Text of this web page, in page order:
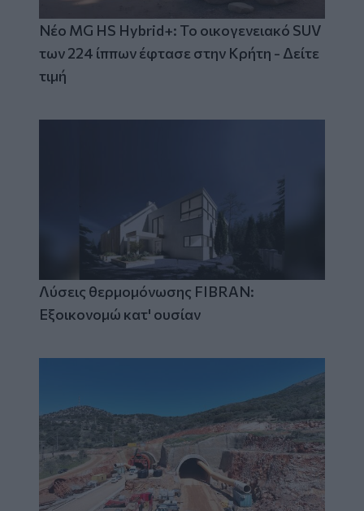
Νέο MG HS Hybrid+: Το οικογενειακό SUV
των 224 ίππων έφτασε στην Κρήτη - Δείτε
τιμή
Λύσεις θερμομόνωσης FIBRAN:
Εξοικονομώ κατ' ουσίαν